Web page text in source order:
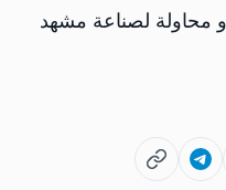
محاولة لصناعة مشهد